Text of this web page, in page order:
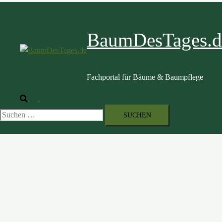
Fachportal für Bäume & Baumpflege
Suche
umschalten
Suche